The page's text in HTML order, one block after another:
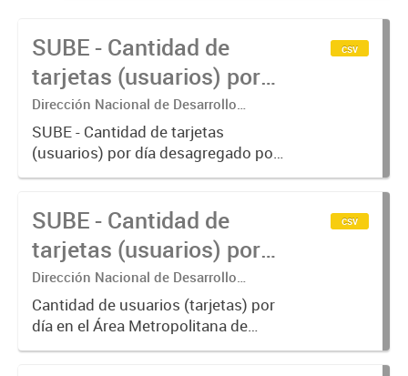
SUBE - Cantidad de
tarjetas (usuarios) por
día.
Dirección Nacional de Desarrollo
Tecnológico - Ministerio de Transporte.
SUBE - Cantidad de tarjetas
(usuarios) por día desagregado por
modo de transporte.
csv
SUBE - Cantidad de
tarjetas (usuarios) por
día en AMBA.
Dirección Nacional de Desarrollo
Tecnológico - Ministerio de Transporte.
Cantidad de usuarios (tarjetas) por
día en el Área Metropolitana de
Buenos Aires desagregado por
csv